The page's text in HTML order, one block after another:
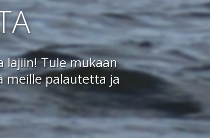
lajiin! Tule mukaan
meille palautetta ja